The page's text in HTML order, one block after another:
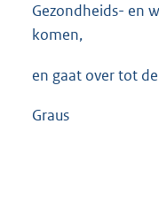
Gezondheids- en
komen,
en gaat over tot
Graus